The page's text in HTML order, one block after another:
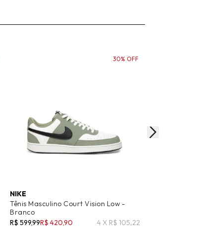
NIKE
Tênis Masculino Court Vision Low -
Branco
R$ 599,99R$ 420,90 4 X R$ 105,22
30% OFF